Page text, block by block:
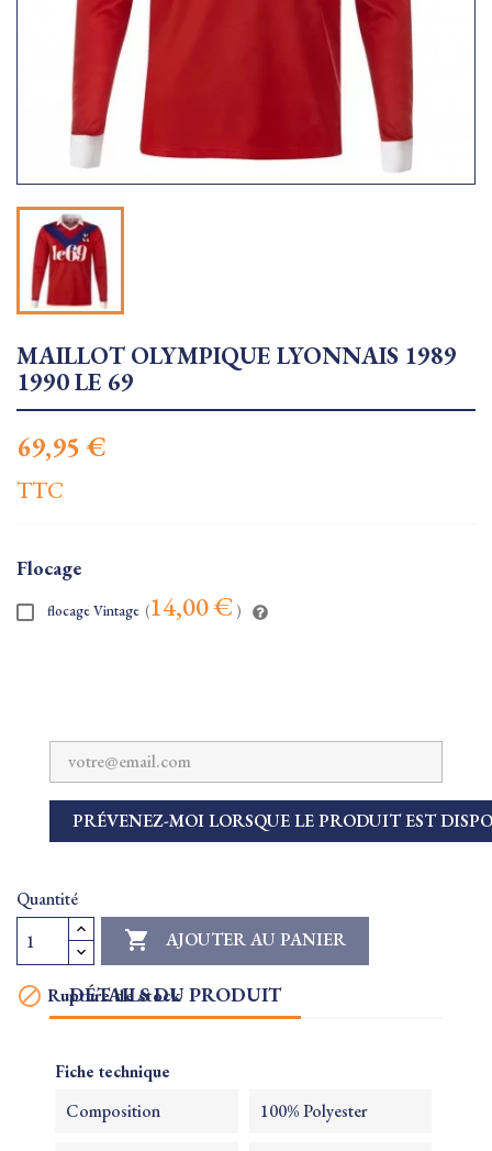
MAILLOT OLYMPIQUE LYONNAIS 1989
1990 LE 69
69,95 €
TTC
Flocage
flocage Vintage (14,00 € )
Quantité
 AJOUTER AU PANIER
 Rupture de stock
PRÉVENEZ-MOI LORSQUE LE PRODUIT EST
DÉTAILS DU PRODUIT
Fiche technique
Composition 100% Polyester